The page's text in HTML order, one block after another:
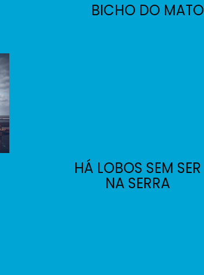
HÁ LOBOS SEM SER
NA SERRA
BICHO DO MATO